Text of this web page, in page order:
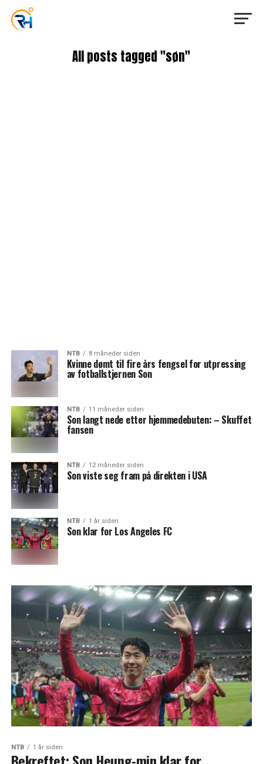
All posts tagged "søn"
NTB 8 måneder siden
Kvinne dømt til fire års fengsel for utpressing
av fotballstjernen Son
NTB 11 måneder siden
Son langt nede etter hjemmedebuten: – Skuffet
fansen
NTB 12 måneder siden
Son viste seg fram på direkten i USA
NTB 1 år siden
Son klar for Los Angeles FC
NTB 1 år siden